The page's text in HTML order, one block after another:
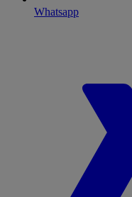
Whatsapp